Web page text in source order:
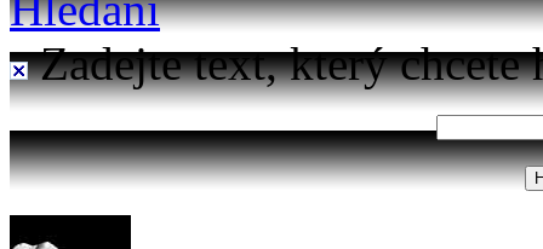
Zadejte text, který chcete